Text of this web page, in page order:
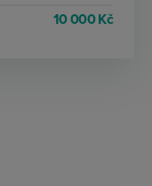
10 000 Kč